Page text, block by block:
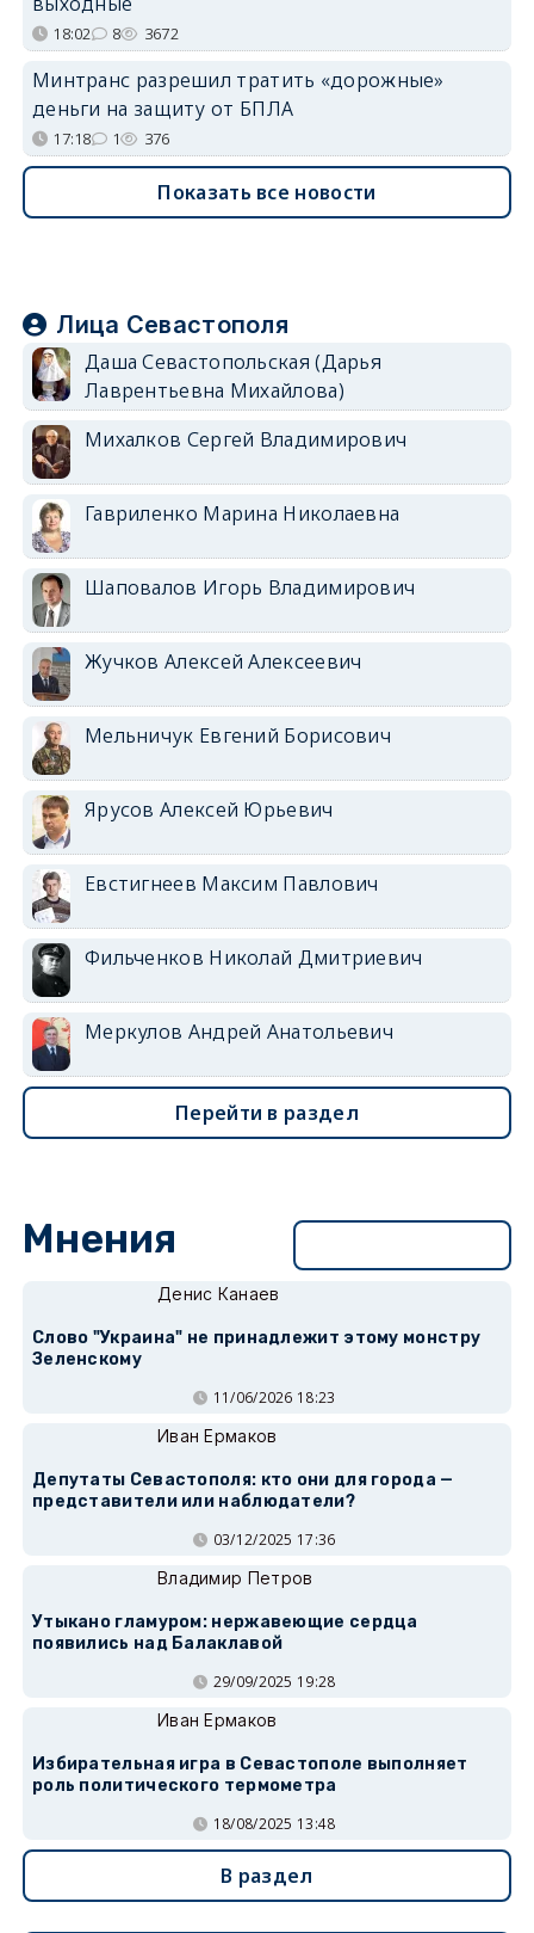
18:02 8 3672
Минтранс разрешил тратить «дорожные»
деньги на защиту от БПЛА
17:18 1 376
Показать все новости
Лица Севастополя
Даша Севастопольская (Дарья
Лаврентьевна Михайлова)
Михалков Сергей Владимирович
Гавриленко Марина Николаевна
Шаповалов Игорь Владимирович
Жучков Алексей Алексеевич
Мельничук Евгений Борисович
Ярусов Алексей Юрьевич
Евстигнеев Максим Павлович
Фильченков Николай Дмитриевич
Меркулов Андрей Анатольевич
Перейти в раздел
Мнения
Денис Канаев
Слово "Украина" не принадлежит этому монстру
Зеленскому
11/06/2026 18:23
Иван Ермаков
Депутаты Севастополя: кто они для города —
представители или наблюдатели?
03/12/2025 17:36
Владимир Петров
Утыкано гламуром: нержавеющие сердца
появились над Балаклавой
29/09/2025 19:28
Иван Ермаков
Избирательная игра в Севастополе выполняет
роль политического термометра
18/08/2025 13:48
В раздел